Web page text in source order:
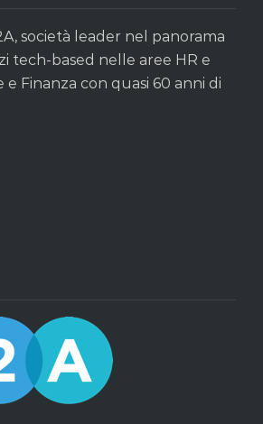
società leader nel panorama
tech-based nelle aree HR e
e Finanza con quasi 60 anni di